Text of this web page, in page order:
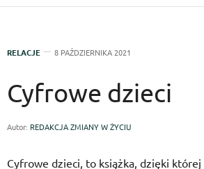
RELACJE 8 PAŹDZIERNIKA 2021
Cyfrowe dzieci
Autor: REDAKCJA ZMIANY W ŻYCIU
Cyfrowe dzieci, to książka, dzięki